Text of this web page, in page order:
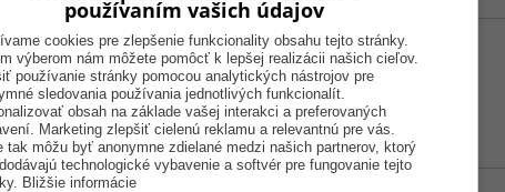
Certifikácie
používaním vašich údajov
cookies pre zlepšenie funkcionality obsahu tejto stránky.
výberom nám môžete pomôcť k lepšej realizácii našich cieľov.
používanie stránky pomocou analytických nástrojov pre
sledovania používania jednotlivých funkcionalít.
obsah na základe vašej interakci a preferovaných
Marketing zlepšiť cielenú reklamu a relevantnú pre vás.
tak môžu byť anonymne zdielané medzi našich partnerov, ktorý
technologické vybavenie a softvér pre fungovanie tejto
Bližšie informácie